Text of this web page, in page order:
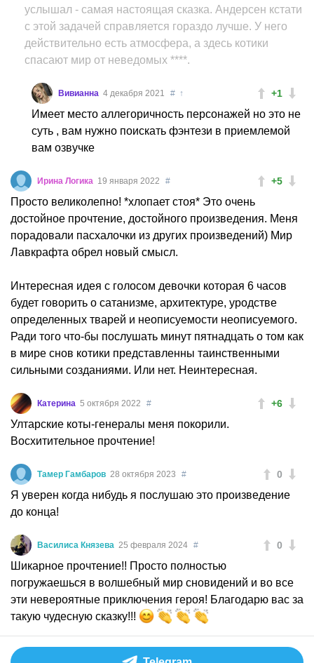
услышал - самая настоящая сказка. Андерсен кстати
с этой задачей справляется гораздо лучше. У него
действительно есть атмосфера, а здесь котики
спасают мир от неведомых ****.
+1
Вивианна 4 декабря 2021 # ↑
Имеет место аллегоричность персонажей но это не
суть , вам нужно поискать фэнтези в приемлемой
вам озвучке
+5
Ирина Логика 19 января 2022 #
Просто великолепно! *хлопает стоя* Это очень
достойное прочтение, достойного произведения. Меня
порадовали пасхалочки из других произведений) Мир
Лавкрафта обрел новый смысл.
Интересная идея с голосом девочки которая 6 часов
будет говорить о сатанизме, архитектуре, уродстве
определенных тварей и неописуемости неописуемого.
Ради того что-бы послушать минут пятнадцать о том как
в мире снов котики представленны таинственными
сильными созданиями. Или нет. Неинтересная.
+6
Катерина 5 октября 2022 #
Ултарские коты-генералы меня покорили.
Восхитительное прочтение!
0
Тамер Гамбаров 28 октября 2023 #
Я уверен когда нибудь я послушаю это произведение
до конца!
0
Василиса Князева 25 февраля 2024 #
Шикарное прочтение!! Просто полностью
погружаешься в волшебный мир сновидений и во все
эти невероятные приключения героя! Благодарю вас за
такую чудесную сказку!!!